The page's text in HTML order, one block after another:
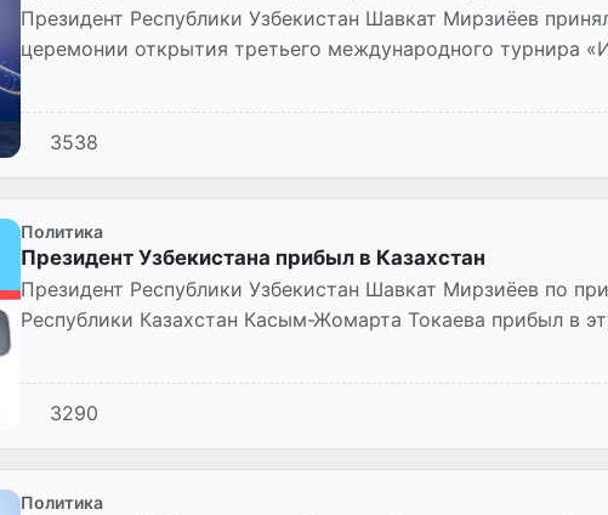
Президент Республики Узбекистан Шавкат Мирзиёев
церемонии открытия третьего международного турнира
3538
Политика
Президент Узбекистана прибыл в Казахстан
Президент Республики Узбекистан Шавкат Мирзиёев по
Республики Казахстан Касым-Жомарта Токаева прибыл в
3290
Политика